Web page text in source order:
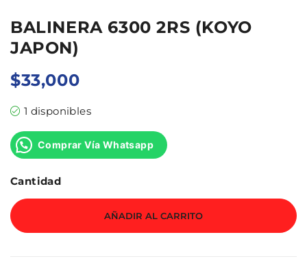
BALINERA 6300 2RS (KOYO
JAPON)
$33,000
1 disponibles
Comprar Vía Whatsapp
Cantidad
AÑADIR AL CARRITO